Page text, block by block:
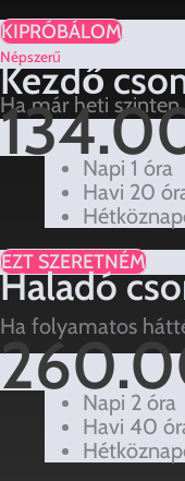
KIPRÓBÁLOM
Népszerű
Kezdő
Ha már heti szinten
Napi 1 óra
Havi 20
EZT SZERETNÉM
Haladó
Ha folyamatos
Napi 2 óra
Havi 40